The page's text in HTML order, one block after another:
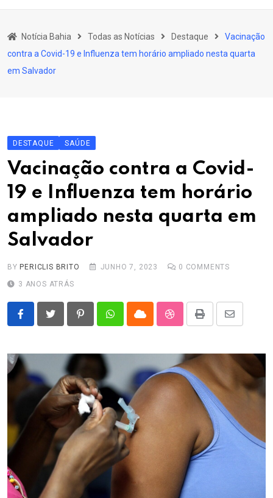
Educação
Política
Notícia Bahia Todas as Notícias Destaque
Vacinação
contra a Covid-19 e Influenza tem horário ampliado nesta quarta
em Salvador
DESTAQUE SAÚDE
Vacinação contra a Covid-
19 e Influenza tem horário
ampliado nesta quarta em
Salvador
BY PERICLIS BRITO JUNHO 7, 2023 0 COMMENTS
3 ANOS ATRÁS
PinterestWhatsappCloud StumbleUpon
Print
Share
Email